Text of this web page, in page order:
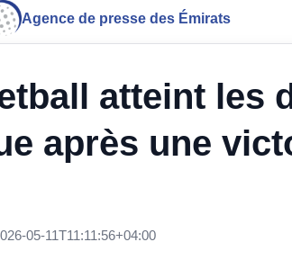
Agence de presse des Émirats
atteint les
après une
05-11T11:11:56+04:00